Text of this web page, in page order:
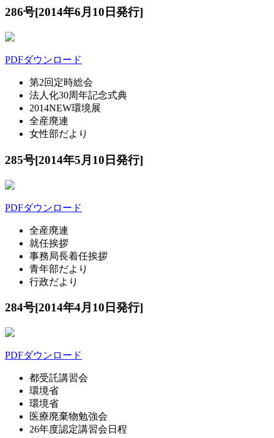
286号[2014年6月10日発行]
PDFダウンロード
第2回定時総会
法人化30周年記念式典
2014NEW環境展
全産廃連
女性部だより
285号[2014年5月10日発行]
PDFダウンロード
全産廃連
就任挨拶
事務局長着任挨拶
青年部だより
行政だより
284号[2014年4月10日発行]
PDFダウンロード
都受託講習会
環境省
環境省
医療廃棄物勉強会
26年度認定講習会日程